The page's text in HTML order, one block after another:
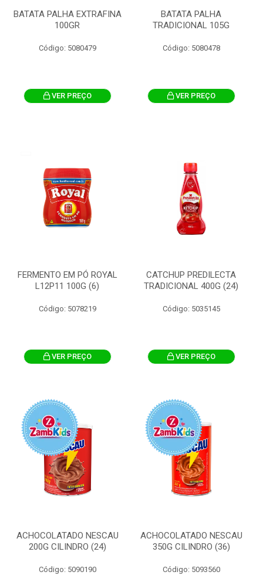
BATATA PALHA EXTRAFINA
100GR
Código: 5080479
VER PREÇO
BATATA PALHA
TRADICIONAL 105G
Código: 5080478
VER PREÇO
FERMENTO EM PÓ ROYAL
L12P11 100G (6)
Código: 5078219
VER PREÇO
CATCHUP PREDILECTA
TRADICIONAL 400G (24)
Código: 5035145
VER PREÇO
ACHOCOLATADO NESCAU
200G CILINDRO (24)
Código: 5090190
ACHOCOLATADO NESCAU
350G CILINDRO (36)
Código: 5093560